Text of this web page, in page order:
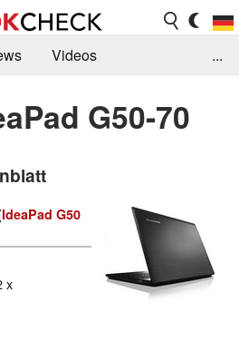
Videos
Suche
Jobs
...
G50-70
IdeaPad G50
x